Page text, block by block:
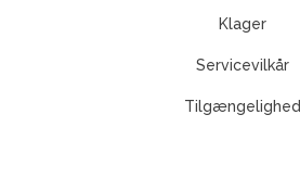
Klager
Servicevilkår
Tilgængelighed